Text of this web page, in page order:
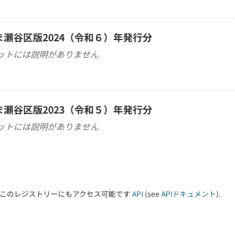
谷区版2024（令和６）年発行分
トには説明がありません
谷区版2023（令和５）年発行分
トには説明がありません
のレジストリーにもアクセス可能です API (see APIドキュメント).